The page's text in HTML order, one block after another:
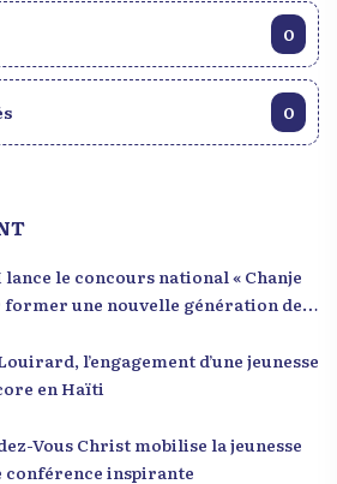
0
0
lance le concours national « Chanje
former une nouvelle génération de
l’engagement d’une jeunesse
en Haïti
Vous Christ mobilise la jeunesse
conférence inspirante